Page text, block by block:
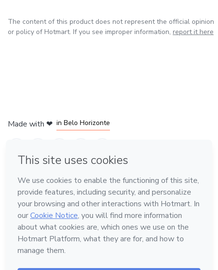
The content of this product does not represent the official opinion
or policy of Hotmart. If you see improper information, report it here
Made with ❤ in Belo Horizonte
Learn about Hotmart
Language
English